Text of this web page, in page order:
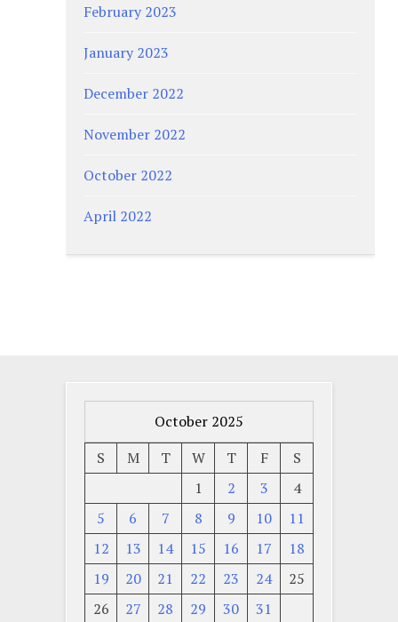
February 2023
January 2023
December 2022
November 2022
October 2022
April 2022
October 2025
S
M T W T F
S
1
2 3
4
5
6 7 8 9 10
11
12
13 14 15 16 17
18
19
20 21 22 23 24
25
26
27 28 29 30 31